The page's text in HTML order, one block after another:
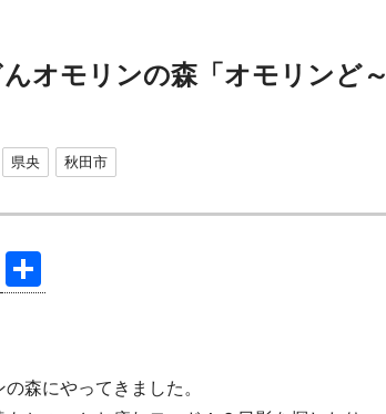
オモリンの森「オモリンど～
県央 秋田市
Pi
e
有
森にやってきました。